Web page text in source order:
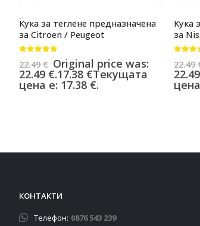
Кука за теглене предназначена
за Citroen / Peugeot
22.49€ Original price was:
22.49 €.17.38 €Текущата
цена е: 17.38 €.
Кука
за
22.49
КОНТАКТИ
Телефон: 0876 543 239